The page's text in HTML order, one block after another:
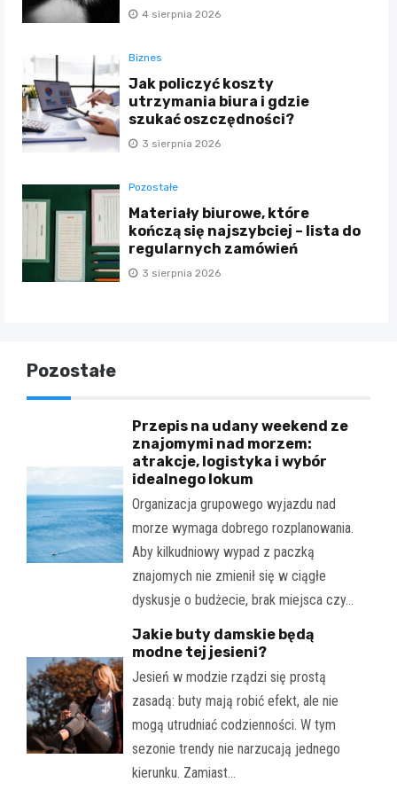
4 sierpnia 2026
Biznes
Jak policzyć koszty
utrzymania biura i gdzie
szukać oszczędności?
3 sierpnia 2026
Pozostałe
Materiały biurowe, które
kończą się najszybciej – lista do
regularnych zamówień
3 sierpnia 2026
Pozostałe
Przepis na udany weekend ze
znajomymi nad morzem:
atrakcje, logistyka i wybór
idealnego lokum
Organizacja grupowego wyjazdu nad
morze wymaga dobrego rozplanowania.
Aby kilkudniowy wypad z paczką
znajomych nie zmienił się w ciągłe
dyskusje o budżecie, brak miejsca czy…
Jakie buty damskie będą
modne tej jesieni?
Jesień w modzie rządzi się prostą
zasadą: buty mają robić efekt, ale nie
mogą utrudniać codzienności. W tym
sezonie trendy nie narzucają jednego
kierunku. Zamiast…